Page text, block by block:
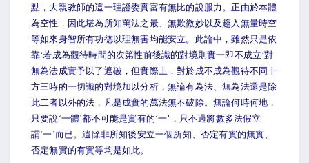
點，大親教師的這一理證委實富有無比的說服力。正由於本體
為空性，因此堪為所知萬法之最、無欺微妙以及趨入無量時空
等如來身智所有功德以理無害均能安立。此論中，雖然只是依
靠‘若成為觀待時間的次第性前後識的對境則實一即不成立’對
無為法成實予以了遮破，但實際上，對於成不成為觀待不同十
方三時的一切識的對境加以分析，無論有為法、無為法還是除
此二者以外的法，凡是成實的萬法無不破除。無論何時何地，
只要說‘一體’都不可能是實有的‘一’，只不過將數多法假立
謂‘一’而已。遣除非所知後安立一個所知、否定有實的無實、
否定無實的有實等均是如此。